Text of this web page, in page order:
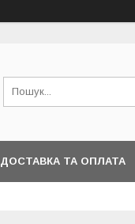
ДОСТАВКА ТА ОПЛАТА